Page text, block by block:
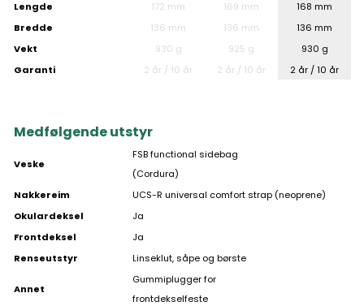
Lengde
172 mm 169 mm
168 mm
Bredde
136 mm 136 mm
136 mm
Vekt
930 g 925 g
930 g
Garanti
2 år / 10 år 2 år / 10 år 2 år / 10 år
Medfølgende utstyr
Veske
FSB functional sidebag
(Cordura)
Nakkereim
UCS-R universal comfort strap (neoprene)
Okulardeksel
Ja
Frontdeksel
Ja
Renseutstyr
Linseklut, såpe og børste
Annet
Gummiplugger for
frontdekselfeste